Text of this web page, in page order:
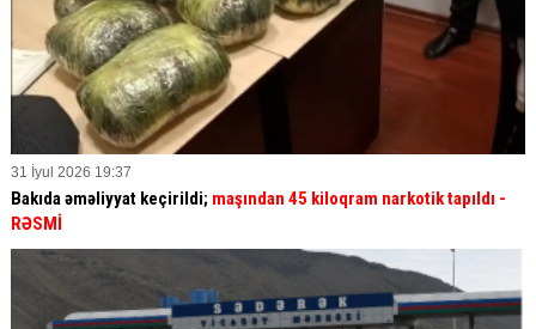
31 İyul 2026 19:37
Bakıda əməliyyat keçirildi; maşından 45 kiloqram narkotik tapıldı -
RƏSMİ